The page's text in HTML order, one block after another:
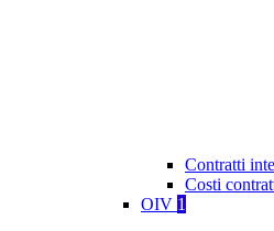
Contratti
Costi
OIV 1